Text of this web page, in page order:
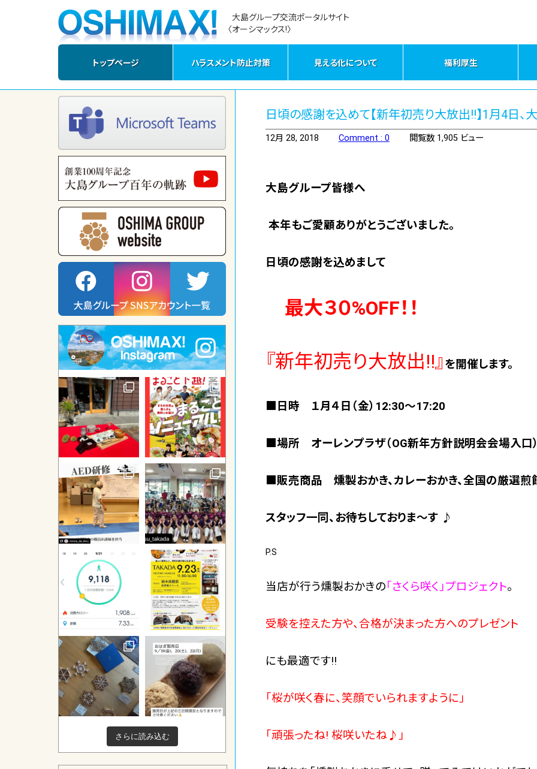
大島グループ交流ポータルサイト
〈オーシマックス!〉
トップページ ハラスメント防止対策 見える化について 福利厚生
さらに読み込む
日頃の感謝を込めて【新年初売り大放出!!】1月4日
12月 28, 2018 Comment : 0 閲覧数 1,905 ビュー
大島グループ皆様へ
本年もご愛顧ありがとうございました。
日頃の感謝を込めまして
最大３０%OFF！！
『新年初売り大放出!!』 を開催します。
■日時 １月４日（金）12:30～17:20
■場所 オーレンプラザ（OG新年方針説明会会場入口
■販売商品 燻製おかき、カレーおかき、全国の厳選煎
スタッフ一同、お待ちしておりま～す ♪
P.S
当店が行う燻製おかきの「さくら咲く」プロジェクト。
受験を控えた方や、合格が決まった方へのプレゼント
にも最適です!!
「桜が咲く春に、笑顔でいられますように」
「頑張ったね! 桜咲いたね♪」